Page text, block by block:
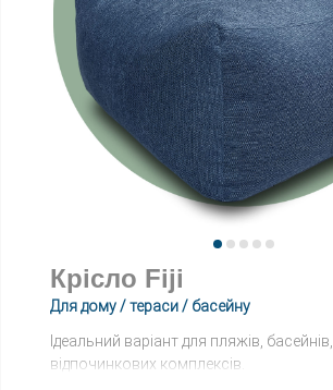
Крісло Fiji
Для дому / тераси / басейну
Ідеальний варіант для пляжів, басейнів,
відпочинкових комплексів.